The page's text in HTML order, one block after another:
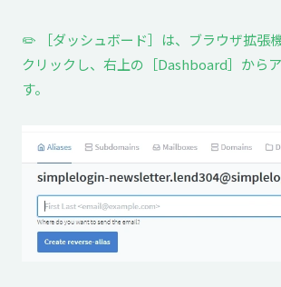
✏️ ［ダッシュボード］は、ブラウザ拡張
クリックし、右上の［Dashboard］から
す。